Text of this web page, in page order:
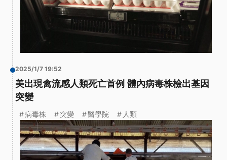
2025/1/7 19:52
美出現禽流感人類死亡首例 體內病毒株檢出基因
突變
病毒株 突變 醫學院 人類